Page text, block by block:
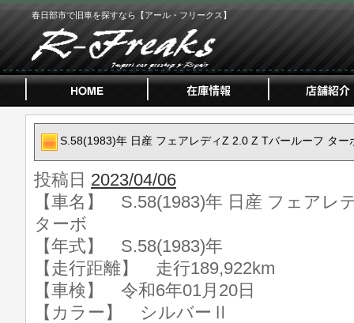
春日部市で旧車を探すなら【アール・フリークス】
S.58(1983)年 日産 フェアレディZ 2.0 Z Tバールーフ ター
投稿日 2023/04/06
【車名】 S.58(1983)年 日産 フェアレ
ターボ
【年式】 S.58(1983)年
【走行距離】 走行189,922km
【車検】 令和6年01月20日
【カラー】 シルバーⅡ